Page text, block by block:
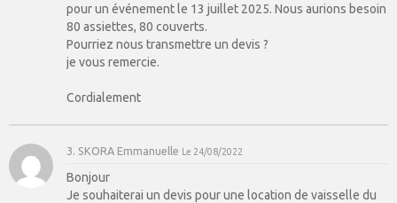
pour un événement le 13 juillet 2025. Nous aurions besoin
80 assiettes, 80 couverts.
Pourriez nous transmettre un devis ?
je vous remercie.
Cordialement
3. SKORA Emmanuelle Le 24/08/2022
Bonjour
Je souhaiterai un devis pour une location de vaisselle du